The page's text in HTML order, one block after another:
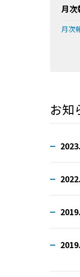
月次
月次
お知